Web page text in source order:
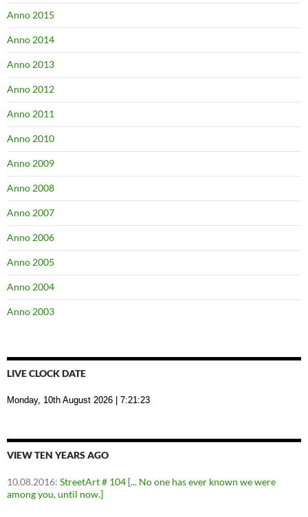
Anno 2015
Anno 2014
Anno 2013
Anno 2012
Anno 2011
Anno 2010
Anno 2009
Anno 2008
Anno 2007
Anno 2006
Anno 2005
Anno 2004
Anno 2003
LIVE CLOCK DATE
Monday, 10th August 2026 | 7:21:24
VIEW TEN YEARS AGO
10.08.2016: StreetArt # 104 [... No one has ever known we were
among you, until now.]